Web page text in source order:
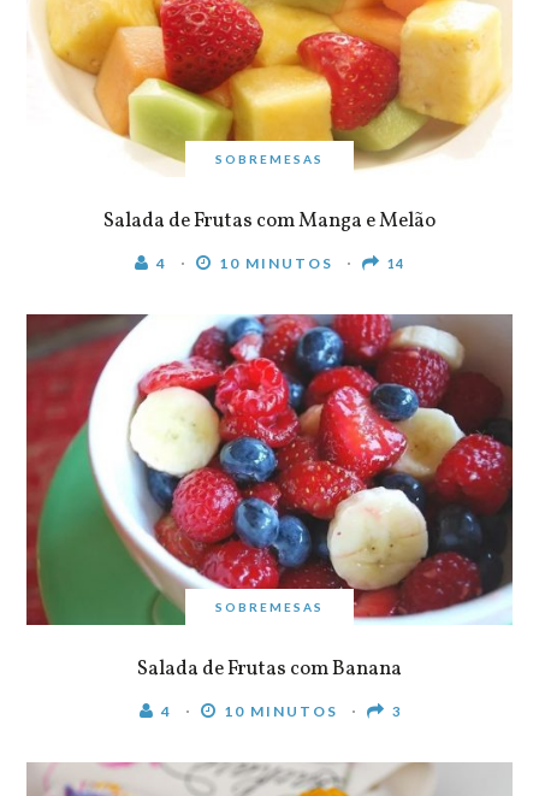
SOBREMESAS
Salada de Frutas com Manga e Melão
4 10 MINUTOS 14
SOBREMESAS
Salada de Frutas com Banana
4 10 MINUTOS 3